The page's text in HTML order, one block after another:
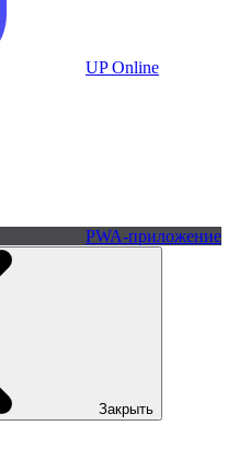
UP Online
PWA-приложение
Закрыть